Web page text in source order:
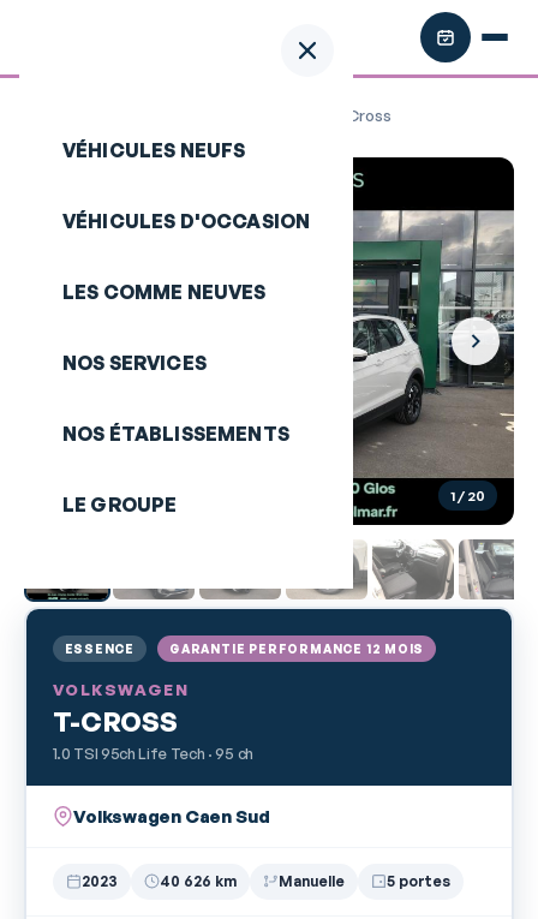
VÉHICULES NEUFS
VÉHICULES D'OCCASION
LES COMME NEUVES
NOS SERVICES
NOS ÉTABLISSEMENTS
LE GROUPE
VOLKSWAGEN T-Cross
1/ 20
ESSENCE GARANTIE PERFORMANCE 12 MOIS
VOLKSWAGEN
T-CROSS
1.0 TSI 95ch Life Tech · 95 ch
Volkswagen Caen Sud
2023 40 626 km Manuelle 5 portes